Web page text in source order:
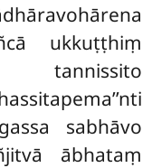
ukkuṭṭhiṃ
tannissito
sabhāvo
ābhataṃ